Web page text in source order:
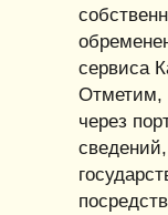
сервиса
Отметим,
через